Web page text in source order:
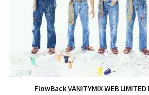
FlowBack VANITYMIX WEB LIMITED